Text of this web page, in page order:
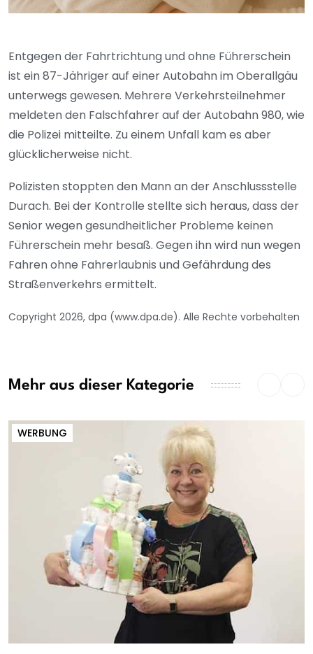
Entgegen der Fahrtrichtung und ohne Führerschein
ist ein 87-Jähriger auf einer Autobahn im Oberallgäu
unterwegs gewesen. Mehrere Verkehrsteilnehmer
meldeten den Falschfahrer auf der Autobahn 980, wie
die Polizei mitteilte. Zu einem Unfall kam es aber
glücklicherweise nicht.
Polizisten stoppten den Mann an der Anschlussstelle
Durach. Bei der Kontrolle stellte sich heraus, dass der
Senior wegen gesundheitlicher Probleme keinen
Führerschein mehr besaß. Gegen ihn wird nun wegen
Fahren ohne Fahrerlaubnis und Gefährdung des
Straßenverkehrs ermittelt.
Copyright 2026, dpa (www.dpa.de). Alle Rechte vorbehalten
Mehr aus dieser Kategorie
WERBUNG